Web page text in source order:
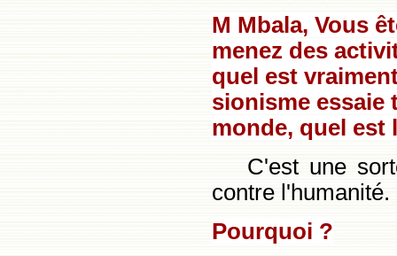
M Mbala, Vous
menez des
quel est
sionisme essaie
monde, quel est
C'est une
contre l'humanité.
Pourquoi ?